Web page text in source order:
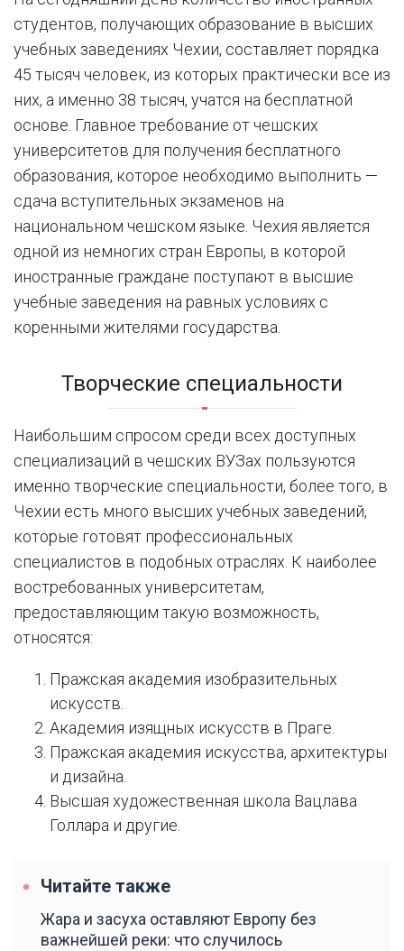
студентов, получающих образование в высших
учебных заведениях Чехии, составляет порядка
45 тысяч человек, из которых практически все из
них, а именно 38 тысяч, учатся на бесплатной
основе. Главное требование от чешских
университетов для получения бесплатного
образования, которое необходимо выполнить —
сдача вступительных экзаменов на
национальном чешском языке. Чехия является
одной из немногих стран Европы, в которой
иностранные граждане поступают в высшие
учебные заведения на равных условиях с
коренными жителями государства.
Творческие специальности
Наибольшим спросом среди всех доступных
специализаций в чешских ВУЗах пользуются
именно творческие специальности, более того, в
Чехии есть много высших учебных заведений,
которые готовят профессиональных
специалистов в подобных отраслях. К наиболее
востребованных университетам,
предоставляющим такую возможность,
относятся:
Пражская академия изобразительных
искусств.
Академия изящных искусств в Праге.
Пражская академия искусства, архитектуры
и дизайна.
Высшая художественная школа Вацлава
Голлара и другие.
Читайте также
Жара и засуха оставляют Европу без
важнейшей реки: что случилось